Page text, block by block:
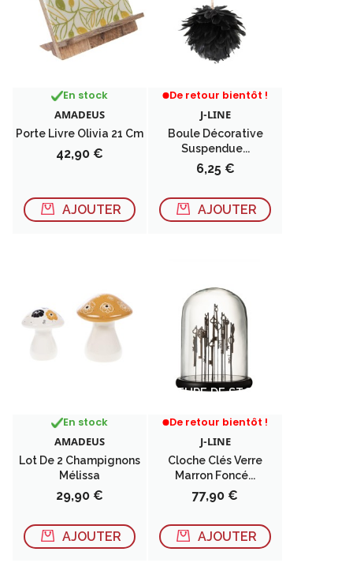
En stock
AMADEUS
Porte Livre Olivia 21 Cm
Prix
42,90 €
AJOUTER
De retour bientôt !
J-LINE
Boule Décorative
Suspendue...
Prix
6,25 €
AJOUTER
RUPTURE DE STOCK
En stock
AMADEUS
Lot De 2 Champignons
Mélissa
Prix
29,90 €
AJOUTER
De retour bientôt !
J-LINE
Cloche Clés Verre
Marron Foncé...
Prix
77,90 €
AJOUTER
RUPTURE DE STOCK